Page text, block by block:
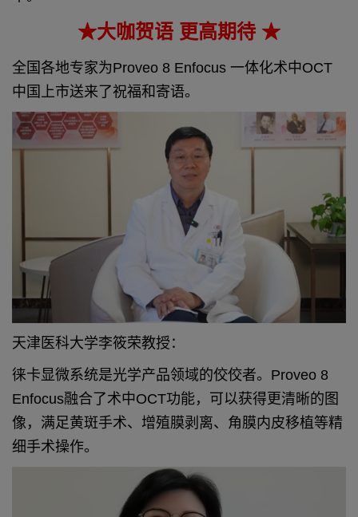
★大咖贺语 更高期待 ★
全国各地专家为Proveo 8 Enfocus 一体化术中OCT
中国上市送来了祝福和寄语。
天津医科大学李筱荣教授：
徕卡显微系统是光学产品领域的佼佼者。Proveo 8
Enfocus融合了术中OCT功能，可以获得更清晰的图
像，满足黄斑手术、增殖膜剥离、角膜内皮移植等精
细手术操作。